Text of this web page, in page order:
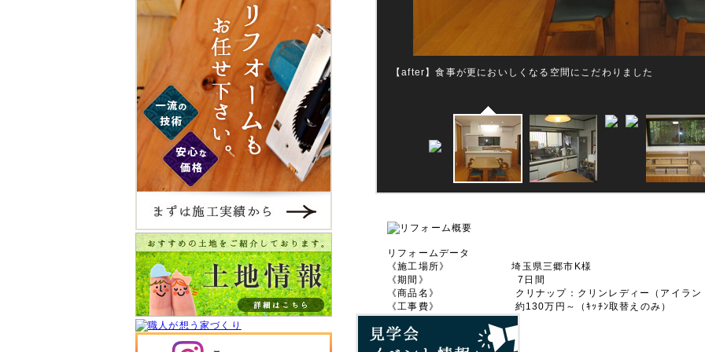
【after】食事が更においしくなる空間にこだわりました
リフォームデータ
《施工場所》 埼玉県三郷市K様
《期間》 7日間
《商品名》 クリナップ：クリンレディー（アイラン
《工事費》 約130万円～（ｷｯﾁﾝ取替えのみ）